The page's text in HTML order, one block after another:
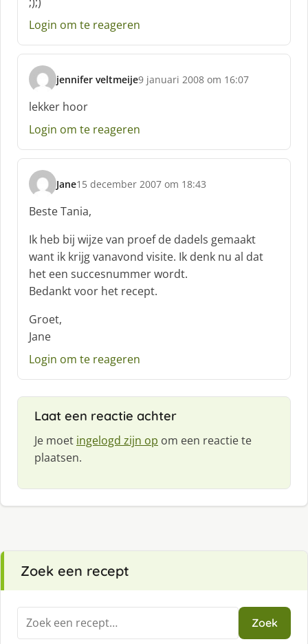
Login om te reageren
jennifer veltmeije
s
c
h
r
e
f
:
9 januari 2008 om 16:07
lekker hoor
Login om te reageren
Jane
s
c
h
r
e
f
:
15 december 2007 om 18:43
Beste Tania,
Ik heb bij wijze van proef de dadels gemaakt
want ik krijg vanavond visite. Ik denk nu al dat
het een succesnummer wordt.
Bedankt voor het recept.
Groet,
Jane
Login om te reageren
Laat een reactie achter
Je moet ingelogd zijn op om een reactie te
plaatsen.
Zoek een recept
Zoeken
naar:
Zoek